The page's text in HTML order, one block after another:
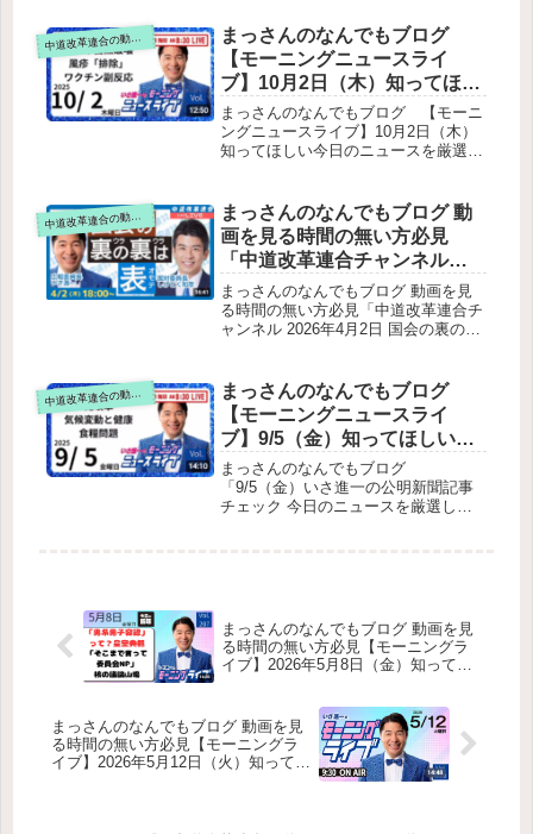
過激化小学生からの相談（小春ちゃ
ん）宗教アレルギー・政治活動禁止の
契約問題中国情勢への関心終盤本の出
版記念パーティー → 延期今後の配信
予定（6〜7月）生電話企画は「第2回
もやりたい」チャンネル登録20万人へ
クについて言及しました。国会審議に
関する報告デフリンピック東京大会に
中道改革連合の動画をテキスト要約
まっさんのなんでもブログ
【モーニングニュースライ
ブ】10月2日（木）知ってほし
い今日のニュースを厳選！い
さ進一が生解説する新聞情報
・ ニュースチェック【 10分解
テキスト要約
まっさんのなんでもブログ 【モーニ
ングニュースライブ】10月2日（木）
知ってほしい今日のニュースを厳選！
ュース / 生配信 】をテキスト要約太
陽光発電と地域共生の課題風疹の国内
排除達成RSウイルス対策とワクチン
制度の課題ワクチン副反応と長期調査
の必要性育児・介護と仕事の両立支援
（制度改正）メディア出演と雑談
中道改革連合の動画をテキスト要約
まっさんのなんでもブログ 動
画を見る時間の無い方必見
「中道改革連合チャンネル
2026年4月2日 国会の裏の裏は
表 国会の今この瞬間をライ
ブ配信します！」をテキスト
まっさんのなんでもブログ 動画を見
る時間の無い方必見「中道改革連合チ
ャンネル 2026年4月2日 国会の裏の裏
マ物資不足（医療用手袋など）への政
府対応の質疑質問の趣旨総理答弁（要
点）チャンネル側の評価国家情報会議
設置法案（インテリジェンス強化）に
関する質疑質問の趣旨総理答弁（要
点）チャンネル側の評価今後の展開番
組全体のまとめ
中道改革連合の動画をテキスト要約
まっさんのなんでもブログ
【モーニングニュースライ
ブ】9/5（金）知ってほしい今
日のニュースを厳選！いさ進
一が生解説する新聞情報 ・ ニ
ュースチェック【 10分解説 /
まっさんのなんでもブログ
「9/5（金）いさ進一の公明新聞記事
チェック 今日のニュースを厳選して
聞5面の紹介：気候変動と食料問題ラ
イブ締め
まっさんのなんでもブログ 動画を見
る時間の無い方必見【モーニングラ
イブ】2026年5月8日（金）知ってほ
/ 政治ニュース / 生配信 / 中道動画 】
をテキスト要約
まっさんのなんでもブログ 動画を見
る時間の無い方必見【モーニングラ
イブ】2026年5月12日（火）知ってほ